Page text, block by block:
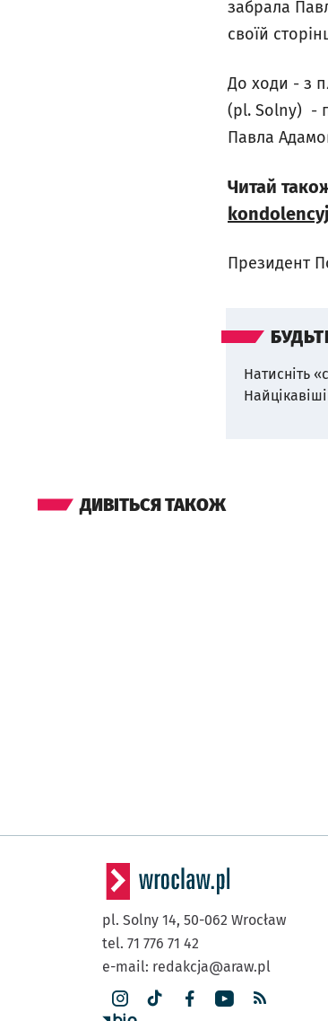
забрала
своїй
До ходи - з
(pl. Solny) -
Павла
Читай
Президент
Натисніть
ДИВІТЬСЯ ТАКОЖ
pl. Solny 14, 50-062 Wrocław
tel. 71 776 71 42
e-mail: redakcja@araw.pl